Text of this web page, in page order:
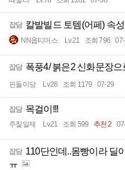
잡담 칼발빌드 토템(어페) 속
NN옵티머스 Lv.21 조회 796
잡담 폭풍4/ 붉은2 신화문장
핀돌이당 Lv.26 조회 1179 07-29
잡담 목걸이!!!
주칠일제 Lv.21 조회 599 추천 2
잡담 110단인데..몸빵이라 딜
ㅠ